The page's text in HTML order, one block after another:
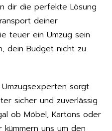
dir die perfekte Lösung
deiner
teuer ein Umzug sein
dein Budget nicht zu
sorgt
sicher und zuverlässig
ob Möbel, Kartons oder